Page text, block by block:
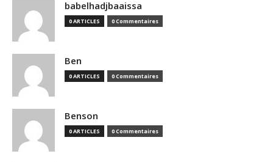
babelhadjbaaissa
0 ARTICLES 0 Commentaires
Ben
0 ARTICLES 0 Commentaires
Benson
0 ARTICLES 0 Commentaires